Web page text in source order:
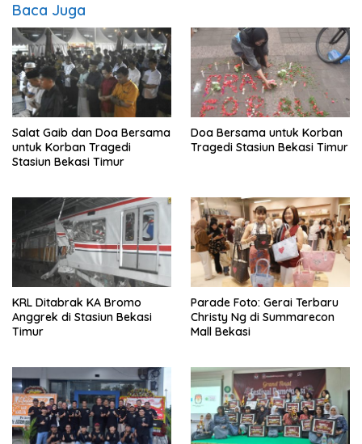
Baca Juga
Salat Gaib dan Doa Bersama
untuk Korban Tragedi
Stasiun Bekasi Timur
Doa Bersama untuk Korban
Tragedi Stasiun Bekasi Timur
KRL Ditabrak KA Bromo
Anggrek di Stasiun Bekasi
Timur
Parade Foto: Gerai Terbaru
Christy Ng di Summarecon
Mall Bekasi